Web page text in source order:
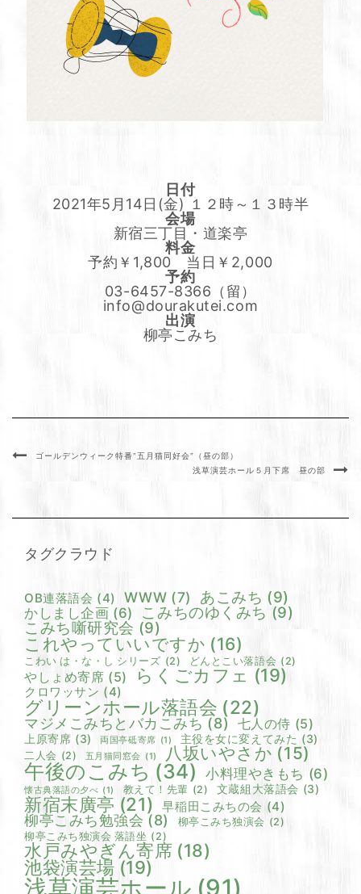
日付
2021年5月14日(金) １２時～１３時半
会場
新宿三丁目・道楽亭
料金
予約￥1,800 当日￥2,000
予約
03-6457-8366（留）
info@dourakutei.com
出演
柳亭こみち
ゴールデンウィーク特番”五月猫同好会”（昼の部）
浅草演芸ホール５月下席 昼の部
タグクラウド
OB連落語会 (4) WWW (7) あこみち (9)
かしまし企画 (6) こみちのゆくみち (9)
こみち噺研究会 (9)
これやっていいですか (16)
こわい は・な・し シリーズ (2) どんとこい落語会 (2)
やしょめ寄席 (5) らくごカフェ (19)
クロワッサン (4)
グリーンホール落語会 (22)
マジメこみちとバカこみち (8) 七人の侍 (5)
上原寄席 (3) 両国亭砥寄席 (1) 主役を女に変えてみた (3)
二人会 (2) 五月猫同窓会 (1) 八坂いやさか (15)
午後のこみち (34) 小料理やきもち (6)
懐古典落語の夕べ (1) 教えて！先輩 (2) 文蔵組大落語会 (3)
新宿末廣亭 (21) 早稲田こみちの会 (4)
柳亭こみち勉強会 (8) 柳亭こみち独演会 (2)
柳亭こみち独演会 落語坐 (2)
水戸みやぎん寄席 (18)
池袋演芸場 (19)
浅草演芸ホール (91)